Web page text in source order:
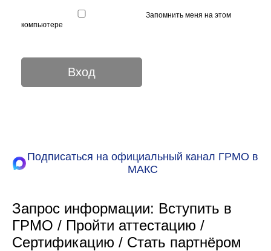
Запомнить меня на этом
компьютере
Подписаться на официальный канал ГРМО в
МАКС
Запрос информации: Вступить в
ГРМО / Пройти аттестацию /
Сертификацию / Стать партнёром